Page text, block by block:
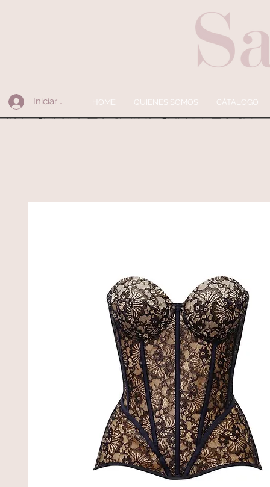
Iniciar sesión HOME QUIENES SOMOS CÁTALOGO